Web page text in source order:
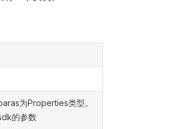
为Properties类型。
的参数